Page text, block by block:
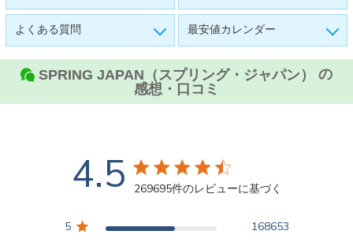
よくある質問 最安値カレンダー
SPRING JAPAN（スプリング・ジャパン）
の
感想・口コミ
4.5 4.5つ星の評価
269695件のレビューに基づく
5 168653